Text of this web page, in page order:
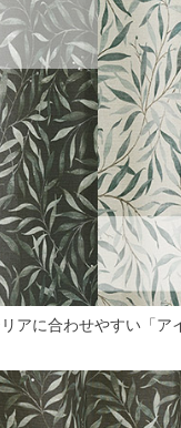
アに合わせやすい「ア